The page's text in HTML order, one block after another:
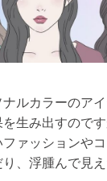
ルカラーのア
生み出すので
ァッションや
、浮腫んで見